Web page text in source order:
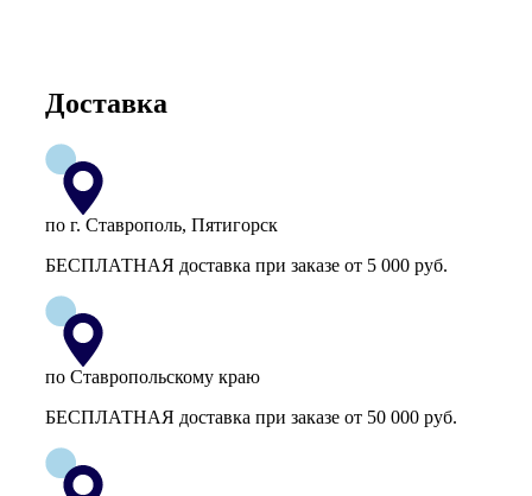
Доставка
по г. Ставрополь, Пятигорск
БЕСПЛАТНАЯ доставка при заказе от 5 000 руб.
по Ставропольскому краю
БЕСПЛАТНАЯ доставка при заказе от 50 000 руб.